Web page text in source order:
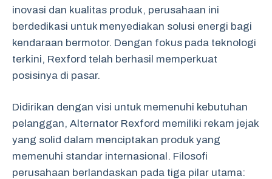
inovasi dan kualitas produk, perusahaan ini
berdedikasi untuk menyediakan solusi energi bagi
kendaraan bermotor. Dengan fokus pada teknologi
terkini, Rexford telah berhasil memperkuat
posisinya di pasar.
Didirikan dengan visi untuk memenuhi kebutuhan
pelanggan, Alternator Rexford memiliki rekam jejak
yang solid dalam menciptakan produk yang
memenuhi standar internasional. Filosofi
perusahaan berlandaskan pada tiga pilar utama: